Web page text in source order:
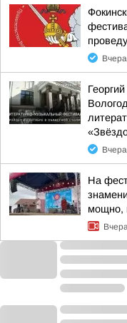
На
мощно,